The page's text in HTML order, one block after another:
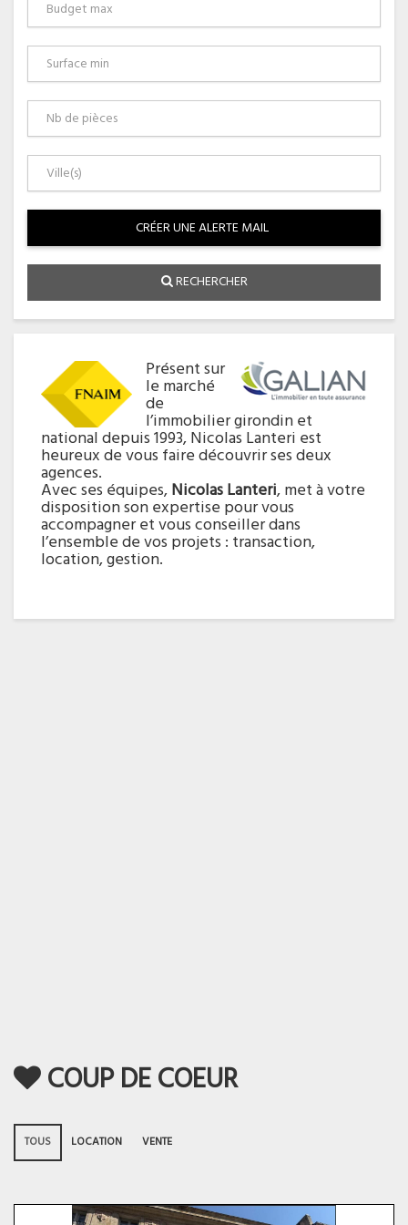
max
Surface
min
de
pièces
VILLE
CRÉER UNE ALERTE MAIL
RECHERCHER
Présent sur
le marché
de
l’immobilier girondin et
national depuis 1993, Nicolas Lanteri est
heureux de vous faire découvrir ses deux
agences.
Avec ses équipes,Nicolas Lanteri, met à votre
disposition son expertise pour vous
accompagner et vous conseiller dans
l’ensemble de vos projets : transaction,
location, gestion.
COUP DE COEUR
TOUS LOCATION VENTE